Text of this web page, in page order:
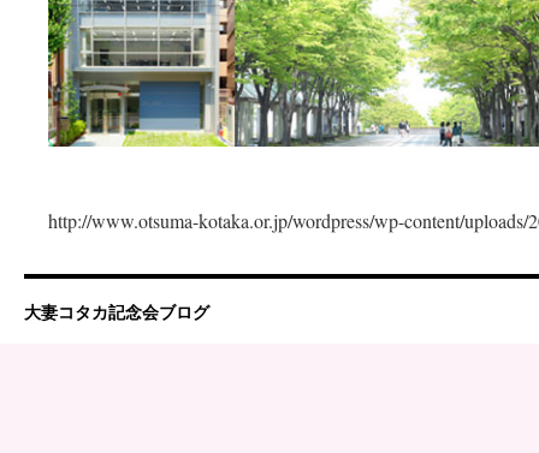
http://www.otsuma-kotaka.or.jp/wordpress/wp-content/uploads/
大妻コタカ記念会ブログ